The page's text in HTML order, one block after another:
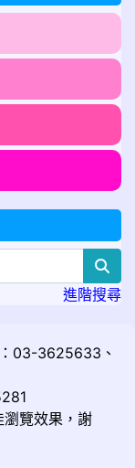
進階搜尋
03-3625633、
覽效果，謝